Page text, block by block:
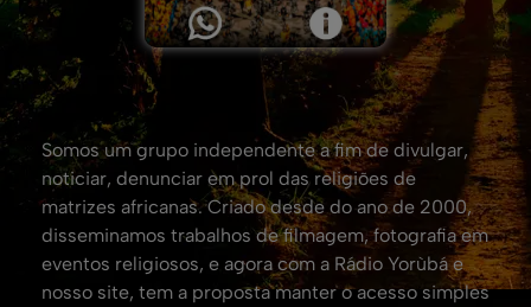
Somos um grupo independente a fim de divulgar,
noticiar, denunciar em prol das religiões de
matrizes africanas. Criado desde do ano de 2000,
disseminamos trabalhos de filmagem, fotografia em
eventos religiosos, e agora com a Rádio Yorùbá e
nosso site, tem a proposta manter o acesso simples